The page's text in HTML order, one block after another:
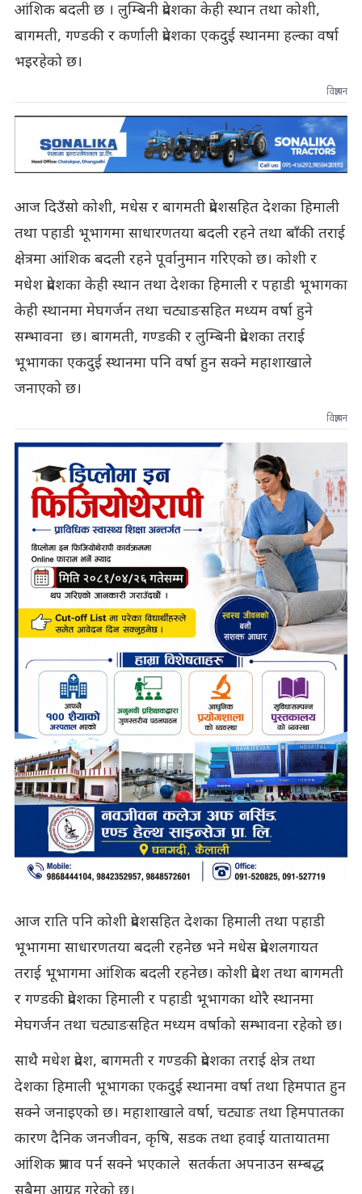
आंशिक बदली छ । लुम्बिनी प्रदेशका केही स्थान तथा कोशी,
बागमती, गण्डकी र कर्णाली प्रदेशका एकदुई स्थानमा हल्का वर्षा
भइरहेको छ।
विज्ञापन
आज दिउँसो कोशी, मधेस र बागमती प्रदेशसहित देशका हिमाली
तथा पहाडी भूभागमा साधारणतया बदली रहने तथा बाँकी तराई
क्षेत्रमा आंशिक बदली रहने पूर्वानुमान गरिएको छ। कोशी र
मधेश प्रदेशका केही स्थान तथा देशका हिमाली र पहाडी भूभागका
केही स्थानमा मेघगर्जन तथा चट्याङसहित मध्यम वर्षा हुने
सम्भावना छ। बागमती, गण्डकी र लुम्बिनी प्रदेशका तराई
भूभागका एकदुई स्थानमा पनि वर्षा हुन सक्ने महाशाखाले
जनाएको छ।
विज्ञापन
आज राति पनि कोशी प्रदेशसहित देशका हिमाली तथा पहाडी
भूभागमा साधारणतया बदली रहनेछ भने मधेस प्रदेशलगायत
तराई भूभागमा आंशिक बदली रहनेछ। कोशी प्रदेश तथा बागमती
र गण्डकी प्रदेशका हिमाली र पहाडी भूभागका थोरै स्थानमा
मेघगर्जन तथा चट्याङसहित मध्यम वर्षाको सम्भावना रहेको छ।
साथै मधेश प्रदेश, बागमती र गण्डकी प्रदेशका तराई क्षेत्र तथा
देशका हिमाली भूभागका एकदुई स्थानमा वर्षा तथा हिमपात हुन
सक्ने जनाइएको छ। महाशाखाले वर्षा, चट्याङ तथा हिमपातका
कारण दैनिक जनजीवन, कृषि, सडक तथा हवाई यातायातमा
आंशिक प्रभाव पर्न सक्ने भएकाले सतर्कता अपनाउन सम्बद्ध